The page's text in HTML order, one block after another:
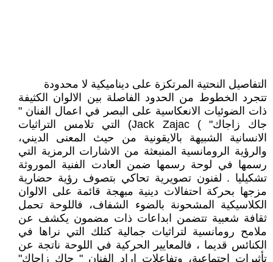
التفاصيل النحتية المرتكزة على ديناميكية لا محدودة
تتجرد الخطوط من الحدود الفاصلة بين الالوان الكثيفة
ذات الضوئيات الانعكاسية على البصر في اعمال الفنان "
جاك زاجاك" ) Jack Zajac) التي تلامس التراثيات
الانسانية الشبيهة بالايقونية من حيث المعنى الديني،
والرؤية الرومانسية المنبعثة من الاشارات الرمزية التي
رسمها في لوحة رسمها ضمن العادت الفنية الموروثة
تشكيليا . لفنون تصويرية تحاكي بتصوف رؤية حضارية
مزجها بحركة احتفالات دينية مبهجة قائمة على الالوان
الكلاسيكية المشحونة بالضوء الشفاف، فاللوحة تحمل
ثقافة شعبية تتضمن ابداعات ذات مضمون يكشف عن
ملامح رومانسية لتراثيات جمالية كتلك التي نراها في
الكنائس قديما ، فالمعايير الحركية في اللوحة ناتجة عن
تأثيرات اجتماعية، وتفاعلات اراد الفنان " جاك زاجاك"